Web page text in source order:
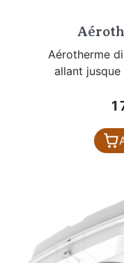
Aérotherme
allant jusque
1